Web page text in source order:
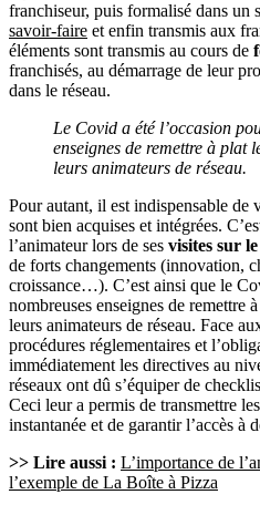
franchiseur, puis formalisé dans un
savoir-faire et enfin transmis aux
éléments sont transmis au cours de
franchisés, au démarrage de leur
dans le réseau.
Le Covid a été l’occasion
enseignes de remettre à plat
leurs animateurs de réseau.
Pour autant, il est indispensable de
sont bien acquises et intégrées.
l’animateur lors de ses visites sur
de forts changements (innovation,
croissance…). C’est ainsi que le
nombreuses enseignes de remettre
leurs animateurs de réseau. Face
procédures réglementaires et
immédiatement les directives au
réseaux ont dû s’équiper de
Ceci leur a permis de transmettre
instantanée et de garantir l’accès à
>> Lire aussi : L’importance de
l’exemple de La Boîte à Pizza